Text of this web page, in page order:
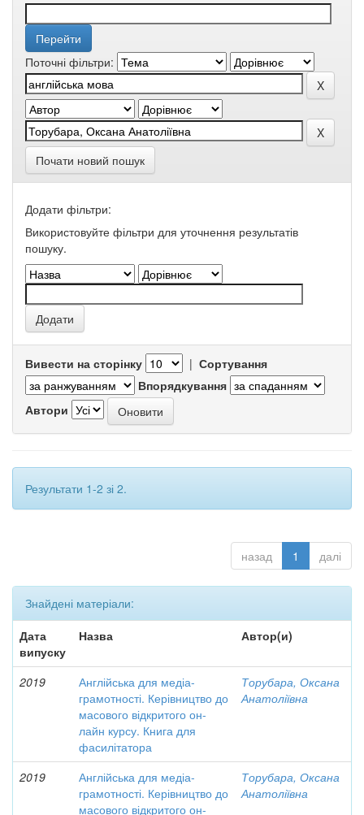
Поточні фільтри:
Почати новий пошук
Додати фільтри:
Використовуйте фільтри для уточнення результатів
пошуку.
Вивести на сторінку | Сортування
Впорядкування
Автори
Результати 1-2 зі 2.
назад 1 далі
Знайдені матеріали:
Дата
випуску
Назва Автор(и)
2019
Англійська для медіа-
грамотності. Керівництво до
масового відкритого он-
лайн курсу. Книга для
фасилітатора
Торубара, Оксана
Анатоліївна
2019
Англійська для медіа-
грамотності. Керівництво до
масового відкритого он-
Торубара, Оксана
Анатоліївна